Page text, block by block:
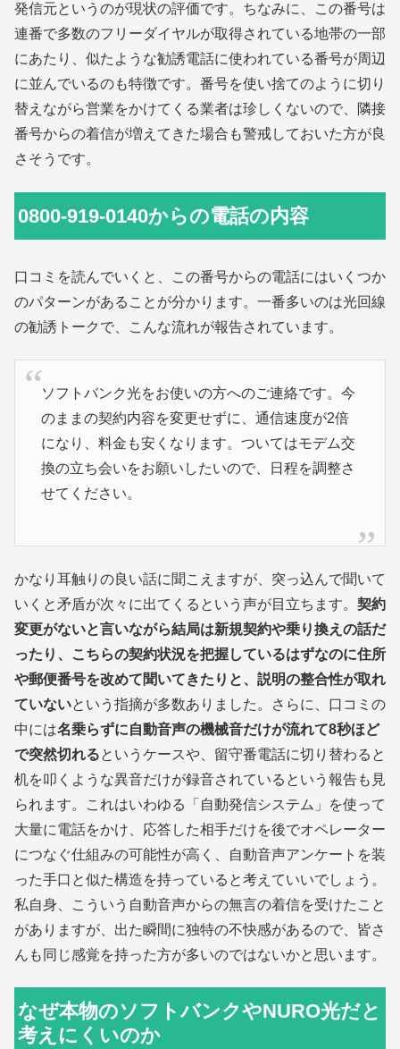
発信元というのが現状の評価です。ちなみに、この番号は
連番で多数のフリーダイヤルが取得されている地帯の一部
にあたり、似たような勧誘電話に使われている番号が周辺
に並んでいるのも特徴です。番号を使い捨てのように切り
替えながら営業をかけてくる業者は珍しくないので、隣接
番号からの着信が増えてきた場合も警戒しておいた方が良
さそうです。
0800-919-0140からの電話の内容
口コミを読んでいくと、この番号からの電話にはいくつか
のパターンがあることが分かります。一番多いのは光回線
の勧誘トークで、こんな流れが報告されています。
ソフトバンク光をお使いの方へのご連絡です。今
のままの契約内容を変更せずに、通信速度が2倍
になり、料金も安くなります。ついてはモデム交
換の立ち会いをお願いしたいので、日程を調整さ
せてください。
かなり耳触りの良い話に聞こえますが、突っ込んで聞いて
いくと矛盾が次々に出てくるという声が目立ちます。 契約
変更がないと言いながら結局は新規契約や乗り換えの話だ
ったり、こちらの契約状況を把握しているはずなのに住所
や郵便番号を改めて聞いてきたりと、説明の整合性が取れ
ていないという指摘が多数ありました。さらに、口コミの
中には名乗らずに自動音声の機械音だけが流れて8秒ほど
で突然切れるというケースや、留守番電話に切り替わると
机を叩くような異音だけが録音されているという報告も見
られます。これはいわゆる「自動発信システム」を使って
大量に電話をかけ、応答した相手だけを後でオペレーター
につなぐ仕組みの可能性が高く、自動音声アンケートを装
った手口と似た構造を持っていると考えていいでしょう。
私自身、こういう自動音声からの無言の着信を受けたこと
がありますが、出た瞬間に独特の不快感があるので、皆さ
んも同じ感覚を持った方が多いのではないかと思います。
なぜ本物のソフトバンクやNURO光だと
考えにくいのか